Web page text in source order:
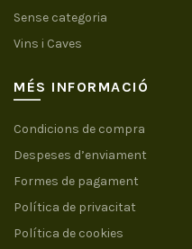
Sense categoria
Vins i Caves
MÉS INFORMACIÓ
Condicions de compra
Despeses d’enviament
Formes de pagament
Política de privacitat
Política de cookies